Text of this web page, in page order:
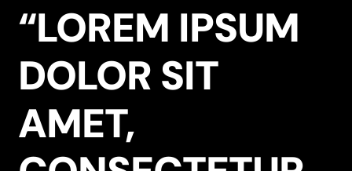
“LOREM IPSUM
DOLOR SIT
AMET,